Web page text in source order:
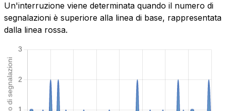
Un'interruzione viene determinata quando il numero di
segnalazioni è superiore alla linea di base, rappresentata
dalla linea rossa.